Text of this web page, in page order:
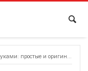
и оригинальные идеи